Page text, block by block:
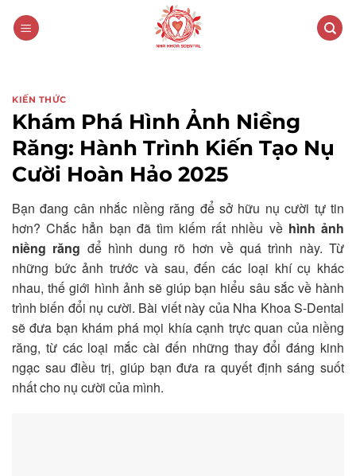
KIẾN THỨC
Khám Phá Hình Ảnh Niềng
Răng: Hành Trình Kiến Tạo Nụ
Cười Hoàn Hảo 2025
Bạn đang cân nhắc niềng răng để sở hữu nụ cười tự tin
hơn? Chắc hẳn bạn đã tìm kiếm rất nhiều về hình ảnh
niềng răng để hình dung rõ hơn về quá trình này. Từ
những bức ảnh trước và sau, đến các loại khí cụ khác
nhau, thế giới hình ảnh sẽ giúp bạn hiểu sâu sắc về hành
trình biến đổi nụ cười. Bài viết này của Nha Khoa S-Dental
sẽ đưa bạn khám phá mọi khía cạnh trực quan của niềng
răng, từ các loại mắc cài đến những thay đổi đáng kinh
ngạc sau điều trị, giúp bạn đưa ra quyết định sáng suốt
nhất cho nụ cười của mình.